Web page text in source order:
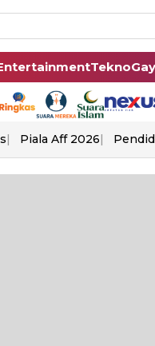
Tekno
Piala Aff 2026